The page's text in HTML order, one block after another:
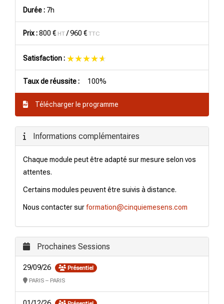
Durée : 7h
Prix :800 € HT /960 €TTC
Satisfaction : ★★★★★
★★★★★
Taux de réussite : 100%
Télécharger le programme
Informations complémentaires
Chaque module peut être adapté sur mesure selon vos
attentes.
Certains modules peuvent être suivis à distance.
Nous contacter surformation@cinquiemesens.com
Prochaines Sessions
29/09/26
Présentiel
PARIS – PARIS